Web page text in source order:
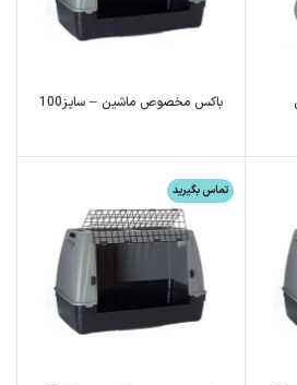
باکس مخصوص ماشین – سایز100
تماس بگیرید